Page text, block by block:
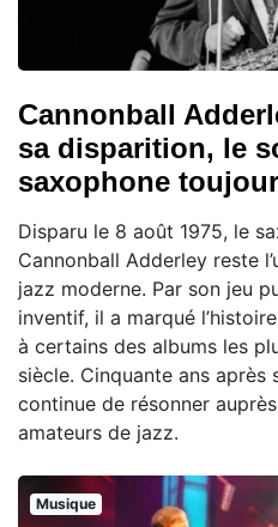
Cannonball
sa disparition, le
saxophone
Disparu le 8 août 1975, le
Cannonball Adderley reste
jazz moderne. Par son jeu
inventif, il a marqué
à certains des albums les
siècle. Cinquante ans
continue de résonner
amateurs de jazz.
Musique